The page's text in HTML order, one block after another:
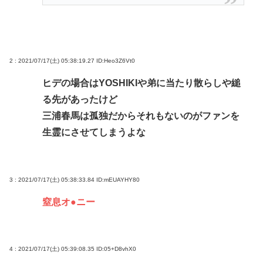
2 : 2021/07/17(土) 05:38:19.27 ID:Heo3Z6Vt0
ヒデの場合はYOSHIKIや弟に当たり散らしや縋
る先があったけど
三浦春馬は孤独だからそれもないのがファンを
生霊にさせてしまうよな
3 : 2021/07/17(土) 05:38:33.84 ID:mEUAYHY80
窒息オ●ニー
4 : 2021/07/17(土) 05:39:08.35 ID:05+D8vhX0